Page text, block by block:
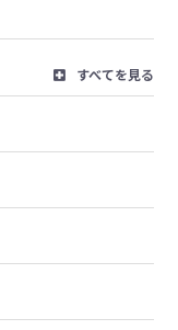
すべてを見る